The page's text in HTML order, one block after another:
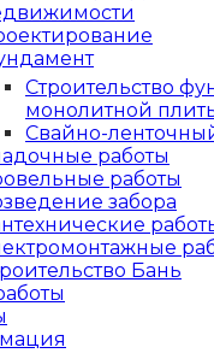
Строительство
монолитной
Свайно-
работы
работы
забора
Бань